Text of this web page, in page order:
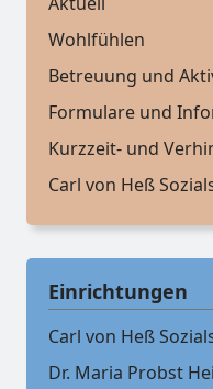
Wohlfühlen
Betreuung und
Formulare und
Kurzzeit- und
Carl von Heß
Einrichtungen
Carl von Heß
Dr. Maria Probst